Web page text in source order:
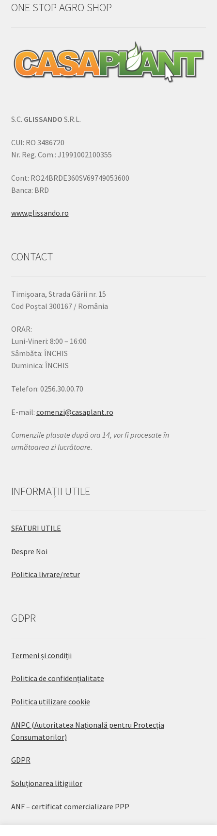
ONE STOP AGRO SHOP
S.C. GLISSANDO S.R.L.
CUI: RO 3486720
Nr. Reg. Com.: J1991002100355
Cont: RO24BRDE360SV69749053600
Banca: BRD
www.glissando.ro
CONTACT
Timișoara, Strada Gării nr. 15
Cod Poștal 300167 / România
ORAR:
Luni-Vineri: 8:00 – 16:00
Sâmbăta: ÎNCHIS
Duminica: ÎNCHIS
Telefon: 0256.30.00.70
E-mail: comenzi@casaplant.ro
Comenzile plasate după ora 14, vor fi procesate în
următoarea zi lucrătoare.
INFORMAȚII UTILE
SFATURI UTILE
Despre Noi
Politica livrare/retur
GDPR
Termeni și condiții
Politica de confidențialitate
Politica utilizare cookie
ANPC (Autoritatea Națională pentru Protecția
Consumatorilor)
GDPR
Soluționarea litigiilor
ANF – certificat comercializare PPP